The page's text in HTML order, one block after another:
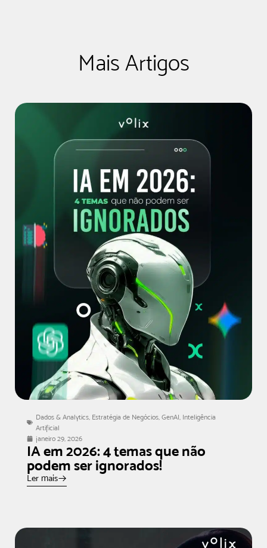
Mais Artigos
Dados & Analytics, Estratégia de Negócios, GenAI, Inteligência
Artificial
janeiro 29, 2026
IA em 2026: 4 temas que não
podem ser ignorados!
Ler mais